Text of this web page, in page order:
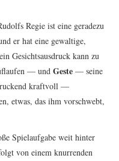
Regie ist eine geradezu
er hat eine gewaltige,
Gesichtsausdruck kann zu
— undGeste — seine
kraftvoll —
etwas, das ihm vorschwebt,
Spielaufgabe weit hinter
von einem knurrenden